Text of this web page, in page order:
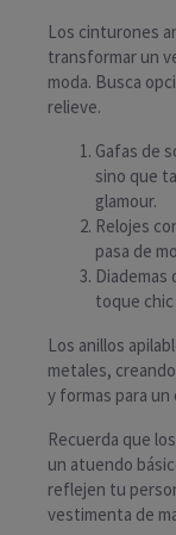
Los cinturones
transformar un
moda. Busca
relieve.
Gafas de
sino que
glamour.
Relojes
pasa de
toque chic
Los anillos
metales,
y formas para
Recuerda que
un atuendo
reflejen tu
vestimenta de